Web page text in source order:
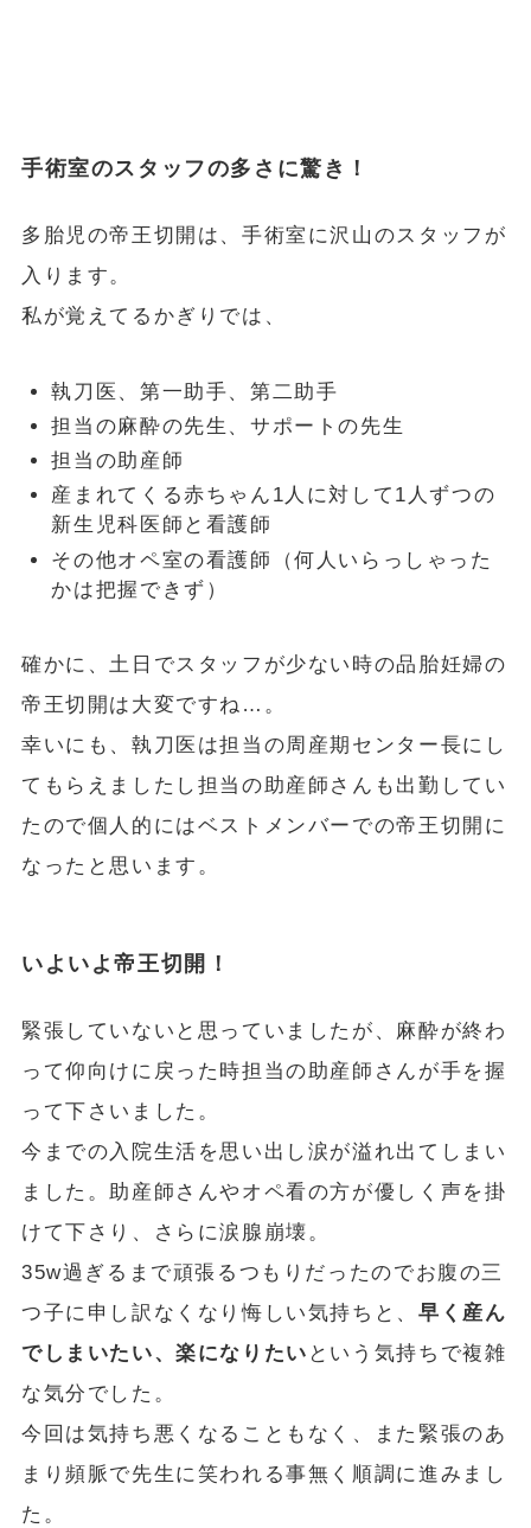
手術室のスタッフの多さに驚き！
多胎児の帝王切開は、手術室に沢山のスタッフが
入ります。
私が覚えてるかぎりでは、
執刀医、第一助手、第二助手
担当の麻酔の先生、サポートの先生
担当の助産師
産まれてくる赤ちゃん1人に対して1人ずつの
新生児科医師と看護師
その他オペ室の看護師（何人いらっしゃった
かは把握できず）
確かに、土日でスタッフが少ない時の品胎妊婦の
帝王切開は大変ですね…。
幸いにも、執刀医は担当の周産期センター長にし
てもらえましたし担当の助産師さんも出勤してい
たので個人的にはベストメンバーでの帝王切開に
なったと思います。
いよいよ帝王切開！
緊張していないと思っていましたが、麻酔が終わ
って仰向けに戻った時担当の助産師さんが手を握
って下さいました。
今までの入院生活を思い出し涙が溢れ出てしまい
ました。助産師さんやオペ看の方が優しく声を掛
けて下さり、さらに涙腺崩壊。
35w過ぎるまで頑張るつもりだったのでお腹の三
つ子に申し訳なくなり悔しい気持ちと、 早く産ん
でしまいたい、楽になりたい という気持ちで複雑
な気分でした。
今回は気持ち悪くなることもなく、また緊張のあ
まり頻脈で先生に笑われる事無く順調に進みまし
た。